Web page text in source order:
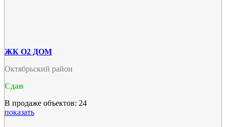
ЖК О2 ДОМ
Октябрьский район
Сдан
В продаже объектов: 24
показать